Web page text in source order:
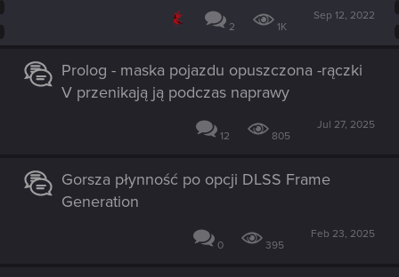
2 1K
Sep 12, 2022
Prolog - maska pojazdu opuszczona -rączki
V przenikają ją podczas naprawy
12 805
Jul 27, 2025
Gorsza płynność po opcji DLSS Frame
Generation
0 395
Feb 23, 2025